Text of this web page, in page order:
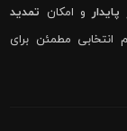
و امکان تمدید
مطمئن برای